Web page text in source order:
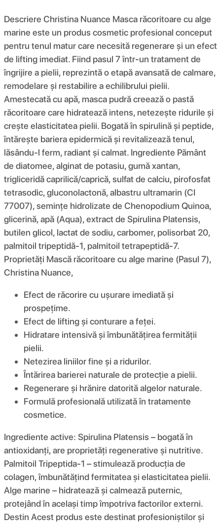
Descriere Christina Nuance Masca răcoritoare cu alge
marine este un produs cosmetic profesional conceput
pentru tenul matur care necesită regenerare și un efect
de lifting imediat. Fiind pasul 7 într-un tratament de
îngrijire a pielii, reprezintă o etapă avansată de calmare,
remodelare și restabilire a echilibrului pielii.
Amestecată cu apă, masca pudră creează o pastă
răcoritoare care hidratează intens, netezește ridurile și
crește elasticitatea pielii. Bogată în spirulină și peptide,
întărește bariera epidermică și revitalizează tenul,
lăsându-l ferm, radiant și calmat. Ingrediente Pământ
de diatomee, alginat de potasiu, gumă xantan,
trigliceridă caprilică/caprică, sulfat de calciu, pirofosfat
tetrasodic, gluconolactonă, albastru ultramarin (CI
77007), semințe hidrolizate de Chenopodium Quinoa,
glicerină, apă (Aqua), extract de Spirulina Platensis,
butilen glicol, lactat de sodiu, carbomer, polisorbat 20,
palmitoil tripeptidă-1, palmitoil tetrapeptidă-7.
Proprietăți Mască răcoritoare cu alge marine (Pasul 7),
Christina Nuance,
Efect de răcorire cu ușurare imediată și
prospețime.
Efect de lifting și conturare a feței.
Hidratare intensivă și îmbunătățirea fermității
pielii.
Netezirea liniilor fine și a ridurilor.
Întărirea barierei naturale de protecție a pielii.
Regenerare și hrănire datorită algelor naturale.
Formulă profesională utilizată în tratamente
cosmetice.
Ingrediente active: Spirulina Platensis – bogată în
antioxidanți, are proprietăți regenerative și nutritive.
Palmitoil Tripeptida-1 – stimulează producția de
colagen, îmbunătățind fermitatea și elasticitatea pielii.
Alge marine – hidratează și calmează puternic,
protejând în același timp împotriva factorilor externi.
Destin Acest produs este destinat profesioniștilor și